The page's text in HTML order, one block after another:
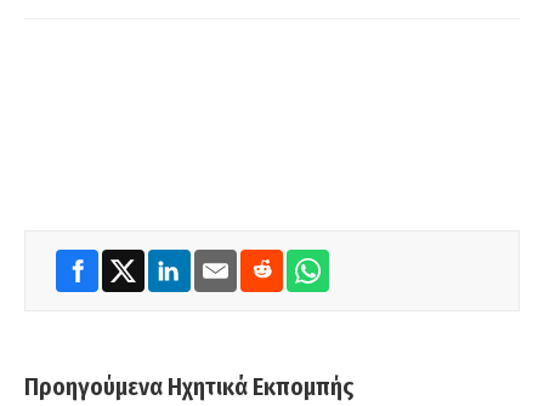
Προηγούμενα Ηχητικά Εκπομπής